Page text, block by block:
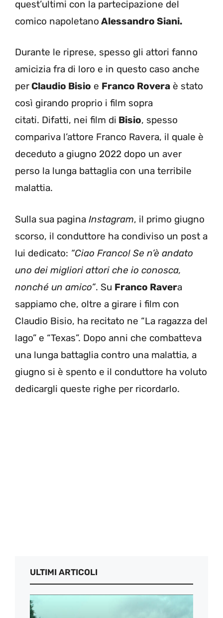
quest’ultimi con la partecipazione del
comico napoletano Alessandro Siani.
Durante le riprese, spesso gli attori fanno
amicizia fra di loro e in questo caso anche
perClaudio Bisio e Franco Rovera è stato
così girando proprio i film sopra
citati. Difatti, nei film di Bisio, spesso
compariva l’attore Franco Ravera, il quale è
deceduto a giugno 2022 dopo un aver
perso la lunga battaglia con una terribile
malattia.
Sulla sua pagina Instagram, il primo giugno
scorso, il conduttore ha condiviso un post a
lui dedicato: “Ciao Franco! Se n’è andato
uno dei migliori attori che io conosca,
nonché un amico”. Su Franco Ravera
sappiamo che, oltre a girare i film con
Claudio Bisio, ha recitato ne “La ragazza del
lago” e “Texas”. Dopo anni che combatteva
una lunga battaglia contro una malattia, a
giugno si è spento e il conduttore ha voluto
dedicargli queste righe per ricordarlo.
ULTIMI ARTICOLI